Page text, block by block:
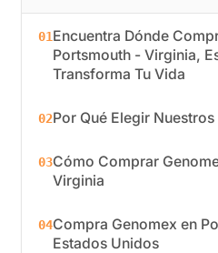
01Encuentra Dónde
Portsmouth - Virginia,
Transforma Tu Vida
02Por Qué Elegir
03Cómo Comprar
Virginia
04Compra Genomex en
Estados Unidos